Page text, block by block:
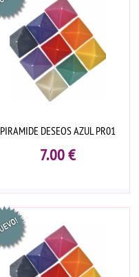
PIRAMIDE DESEOS AZUL PR01
7.00€